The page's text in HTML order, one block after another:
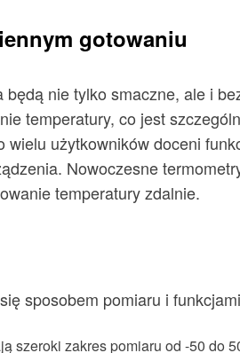
gotowaniu
nie tylko smaczne, ale i
temperatury, co jest
użytkowników doceni
Nowoczesne
temperatury zdalnie.
sposobem pomiaru i
szeroki zakres pomiaru od -50 do